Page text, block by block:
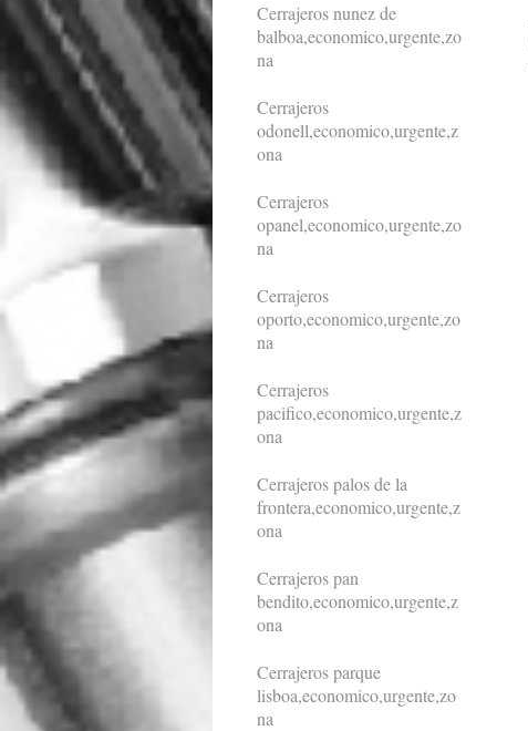
Cerrajeros nunez de
balboa,economico,urgente,zo
na
Cerrajeros
odonell,economico,urgente,z
ona
Cerrajeros
opanel,economico,urgente,zo
na
Cerrajeros
oporto,economico,urgente,zo
na
Cerrajeros
pacifico,economico,urgente,z
ona
Cerrajeros palos de la
frontera,economico,urgente,z
ona
Cerrajeros pan
bendito,economico,urgente,z
ona
Cerrajeros parque
lisboa,economico,urgente,zo
na